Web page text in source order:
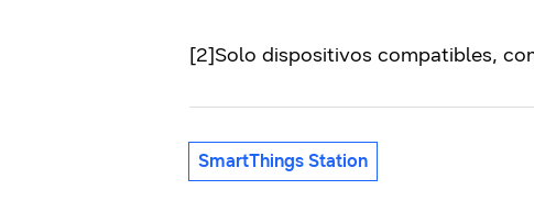
[2]Solo dispositivos compatibles,
SmartThings Station